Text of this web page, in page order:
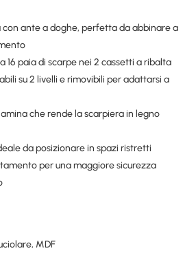
con ante a doghe, perfetta da abbinare a
16 paia di scarpe nei 2 cassetti a ribalta
su 2 livelli e rimovibili per adattarsi a
che rende la scarpiera in legno
da posizionare in spazi ristretti
per una maggiore sicurezza
MDF